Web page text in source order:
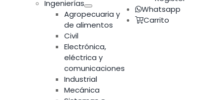
Ingenierías
Agropecuaria y
de alimentos
Civil
Electrónica,
eléctrica y
comunicaciones
Industrial
Mecánica
Whatsapp
Carrito